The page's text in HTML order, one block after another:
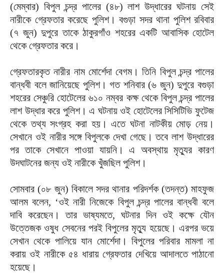
(মেম্বার) বিপুল চন্দ্র পালের (৪৮) লাশ উদ্ধারের ঘটনায় সেই
নারীকে গ্রেফতার করেছে পুলিশ। বগুড়া সদর থানা পুলিশ রবিবার
(৭ জুন) দুপুরে তাকে ঠাকুরগাঁও শহরের একটি আবাসিক হোটেল
থেকে গ্রেফতার করে।
গ্রেফতারকৃত নারীর নাম মোর্শেদা বেগম। তিনি বিপুল চন্দ্র পালের
বান্ধবী বলে জানিয়েছে পুলিশ। গত শনিবার (৬ জুন) দুপুরে বগুড়া
শহরের সেঞ্চুরি হোটেলের ৬১০ নম্বর কক্ষ থেকে বিপুল চন্দ্র পালের
লাশ উদ্ধার করে পুলিশ। এ ঘটনায় ওই হোটেলের সিসিটিভি ফুটেজ
থেকে তথ্য সংগ্রহ করা হয়। এতে ঘটনা নাটকীয় মোড় নেয়।
সেখানে ওই নারীর সঙ্গে বিপুলকে দেখা গেছে। তবে লাশ উদ্ধারের
পর তাকে সেখানে পাওয়া যায়নি। এ অবস্থায় মৃত্যুর কারণ
উদঘাটনের জন্য ওই নারীকে খুঁজছিল পুলিশ।
সোমবার (০৮ জুন) বিকালে সদর থানার পরিদর্শক (তদন্ত) মাহফুজ
আলম বলেন, ‌‘ওই নারী নিজেকে বিপুল চন্দ্র পালের বান্ধবী বলে
দাবি করেছেন। তার ভাষ্যমতে, ঘটনার দিন ওই কক্ষে যৌন
উত্তেজক ওষুধ সেবনের পরই বিপুলের মৃত্যু হয়েছে। এরপর ভয়ে
সেখান থেকে পালিয়ে যান মোর্শেদা। বিপুলের পরিবার মামলা না
করায় ওই নারীকে ৫৪ ধারায় গ্রেফতার দেখিয়ে আদালতে পাঠানো
হয়েছে।